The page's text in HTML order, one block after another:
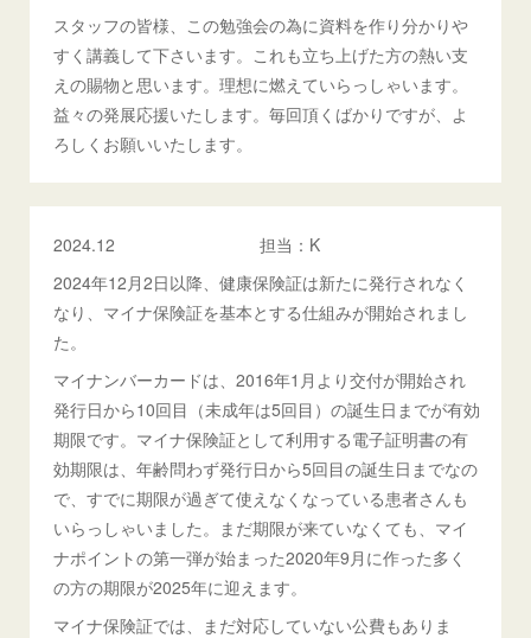
スタッフの皆様、この勉強会の為に資料を作り分かりや
すく講義して下さいます。これも立ち上げた方の熱い支
えの賜物と思います。理想に燃えていらっしゃいます。
益々の発展応援いたします。毎回頂くばかりですが、よ
ろしくお願いいたします。
2024.12 担当：K
2024年12月2日以降、健康保険証は新たに発行されなく
なり、マイナ保険証を基本とする仕組みが開始されまし
た。
マイナンバーカードは、2016年1月より交付が開始され
発行日から10回目（未成年は5回目）の誕生日までが有効
期限です。マイナ保険証として利用する電子証明書の有
効期限は、年齢問わず発行日から5回目の誕生日までなの
で、すでに期限が過ぎて使えなくなっている患者さんも
いらっしゃいました。まだ期限が来ていなくても、マイ
ナポイントの第一弾が始まった2020年9月に作った多く
の方の期限が2025年に迎えます。
マイナ保険証では、まだ対応していない公費もありま